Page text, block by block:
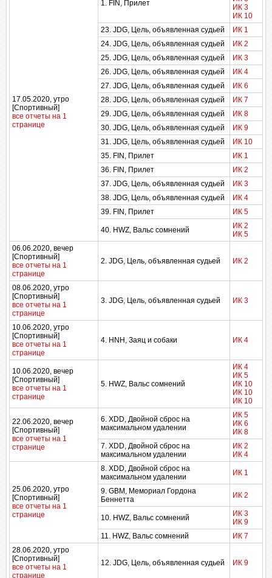
17.05.2020, утро
[Спортивный]
все отчеты на 1
странице
1. FIN, Прилет
ИК 3
ИК 10
23. JDG, Цель, объявленная судьей
ИК 1
24. JDG, Цель, объявленная судьей
ИК 2
25. JDG, Цель, объявленная судьей
ИК 3
26. JDG, Цель, объявленная судьей
ИК 4
27. JDG, Цель, объявленная судьей
ИК 6
28. JDG, Цель, объявленная судьей
ИК 7
29. JDG, Цель, объявленная судьей
ИК 8
30. JDG, Цель, объявленная судьей
ИК 9
31. JDG, Цель, объявленная судьей
ИК 10
35. FIN, Прилет
ИК 1
36. FIN, Прилет
ИК 2
37. JDG, Цель, объявленная судьей
ИК 3
38. JDG, Цель, объявленная судьей
ИК 4
39. FIN, Прилет
ИК 5
40. HWZ, Вальс сомнений
ИК 2
ИК 5
06.06.2020, вечер
[Спортивный]
все отчеты на 1
странице
2. JDG, Цель, объявленная судьей ИК 2
08.06.2020, утро
[Спортивный]
все отчеты на 1
странице
3. JDG, Цель, объявленная судьей ИК 3
10.06.2020, утро
[Спортивный]
все отчеты на 1
странице
4. HNH, Заяц и собаки ИК 4
10.06.2020, вечер
[Спортивный]
все отчеты на 1
странице
5. HWZ, Вальс сомнений
ИК 4
ИК 5
ИК 10
ИК 10
ИК 10
22.06.2020, вечер
[Спортивный]
все отчеты на 1
странице
6. XDD, Двойной сброс на
максимальном удалении
ИК 5
ИК 6
ИК 8
7. XDD, Двойной сброс на
максимальном удалении
ИК 2
ИК 4
25.06.2020, утро
[Спортивный]
все отчеты на 1
странице
8. XDD, Двойной сброс на
максимальном удалении
ИК 1
9. GBM, Мемориал Гордона
Беннетта
ИК 2
10. HWZ, Вальс сомнений
ИК 3
ИК 9
11. HWZ, Вальс сомнений
ИК 7
28.06.2020, утро
[Спортивный]
все отчеты на 1
странице
12. JDG, Цель, объявленная судьей ИК 9